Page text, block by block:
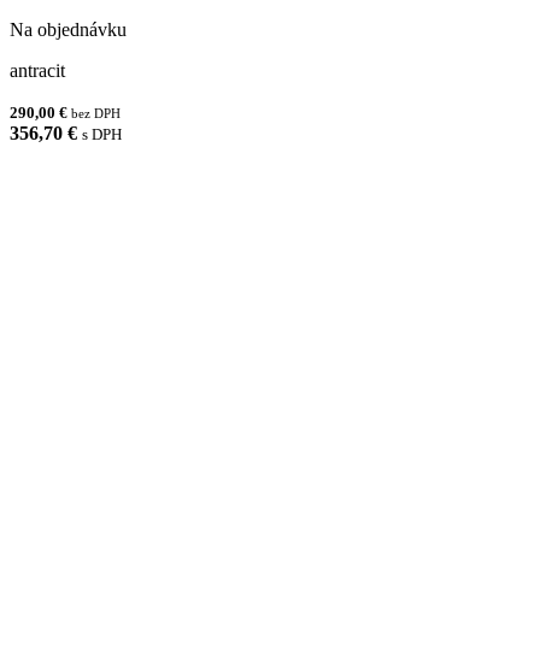
Na objednávku
antracit
290,00 € bez DPH
356,70 € s DPH